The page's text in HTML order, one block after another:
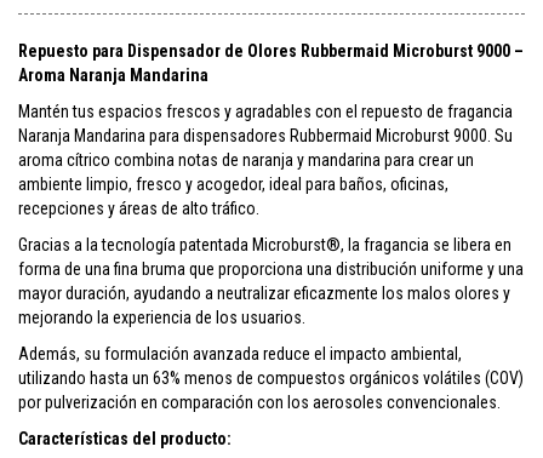
Repuesto para Dispensador de Olores Rubbermaid Microburst 9000 –
Aroma Naranja Mandarina
Mantén tus espacios frescos y agradables con el repuesto de fragancia
Naranja Mandarina para dispensadores Rubbermaid Microburst 9000. Su
aroma cítrico combina notas de naranja y mandarina para crear un
ambiente limpio, fresco y acogedor, ideal para baños, oficinas,
recepciones y áreas de alto tráfico.
Gracias a la tecnología patentada Microburst®, la fragancia se libera en
forma de una fina bruma que proporciona una distribución uniforme y una
mayor duración, ayudando a neutralizar eficazmente los malos olores y
mejorando la experiencia de los usuarios.
Además, su formulación avanzada reduce el impacto ambiental,
utilizando hasta un 63% menos de compuestos orgánicos volátiles (COV)
por pulverización en comparación con los aerosoles convencionales.
Características del producto: